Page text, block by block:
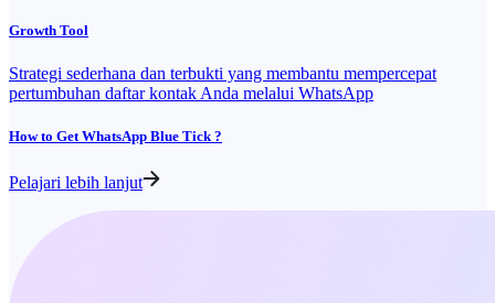
Growth Tool
Strategi sederhana dan terbukti yang membantu mempercepat
pertumbuhan daftar kontak Anda melalui WhatsApp
How to Get WhatsApp Blue Tick ?
Pelajari lebih lanjut